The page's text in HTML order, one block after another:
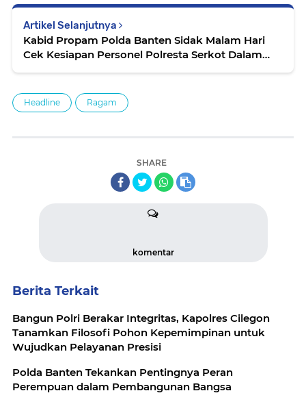
Artikel Selanjutnya
Kabid Propam Polda Banten Sidak Malam Hari
Cek Kesiapan Personel Polresta Serkot Dalam
Headline Ragam
SHARE
komentar
Berita Terkait
Bangun Polri Berakar Integritas, Kapolres Cilegon
Tanamkan Filosofi Pohon Kepemimpinan untuk
Wujudkan Pelayanan Presisi
Polda Banten Tekankan Pentingnya Peran
Perempuan dalam Pembangunan Bangsa